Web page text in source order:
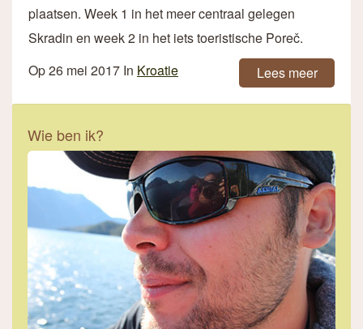
plaatsen. Week 1 in het meer centraal gelegen
Skradin en week 2 in het iets toeristische Poreč.
Lees meer
Op26 mei 2017 In Kroatie
Wie ben ik?